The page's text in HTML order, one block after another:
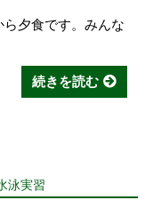
夕食です。みんな
続きを読む
泳実習